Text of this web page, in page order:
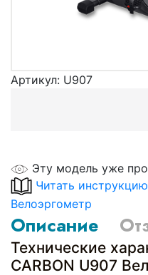
Артикул: U907
Эту модель уже
Читать
Велоэргометр
Описание
Технические
CARBON U907